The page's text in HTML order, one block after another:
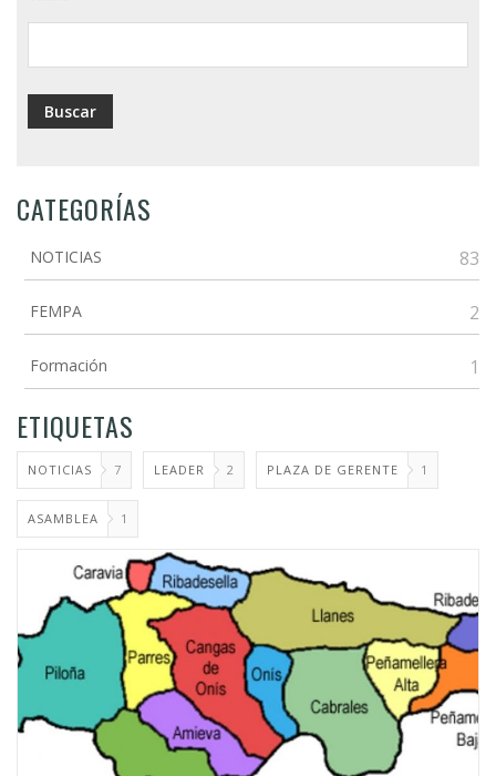
ayuda
a
la
CATEGORÍAS
NOTICIAS 83
FEMPA 2
Formación 1
ETIQUETAS
NOTICIAS 7 LEADER 2 PLAZA DE GERENTE 1
ASAMBLEA 1